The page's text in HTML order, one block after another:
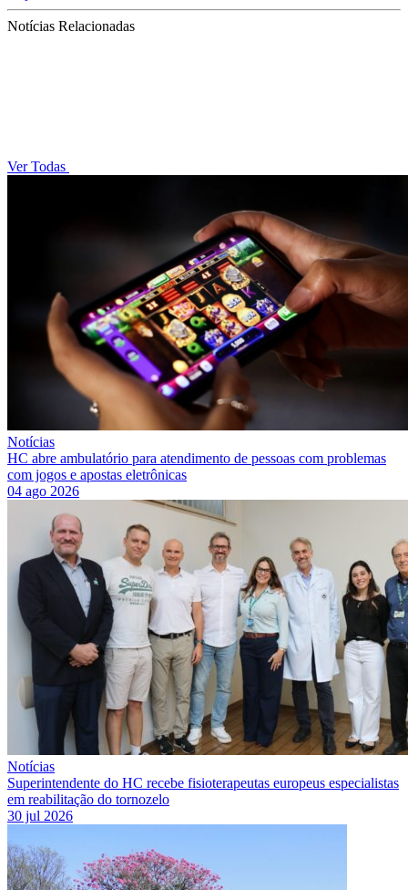
Notícias Relacionadas
Ver Todas
Notícias
HC abre ambulatório para atendimento de pessoas com problemas
com jogos e apostas eletrônicas
04 ago 2026
Notícias
Superintendente do HC recebe fisioterapeutas europeus especialistas
em reabilitação do tornozelo
30 jul 2026